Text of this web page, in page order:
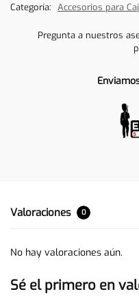
Categoría: Accesorios para
Pregunta a nuestros
Valoraciones 0
No hay valoraciones aún.
Sé el primero en